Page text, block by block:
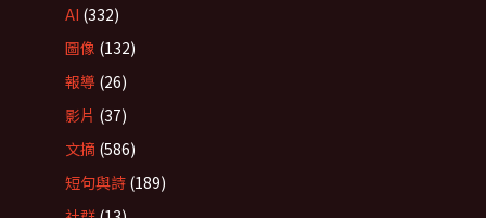
AI (332)
圖像 (132)
報導 (26)
影片 (37)
文摘 (586)
短句與詩 (189)